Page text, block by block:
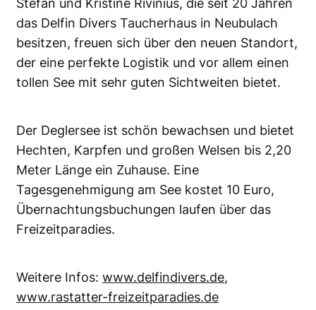
das Delfin Divers Taucherhaus in Neubulach
besitzen, freuen sich über den neuen Standort,
der eine perfekte Logistik und vor allem einen
tollen See mit sehr guten Sichtweiten bietet.
Der Deglersee ist schön bewachsen und bietet
Hechten, Karpfen und großen Welsen bis 2,20
Meter Länge ein Zuhause. Eine
Tagesgenehmigung am See kostet 10 Euro,
Übernachtungsbuchungen laufen über das
Freizeitparadies.
Weitere Infos: www.delfindivers.de,
www.rastatter-freizeitparadies.de